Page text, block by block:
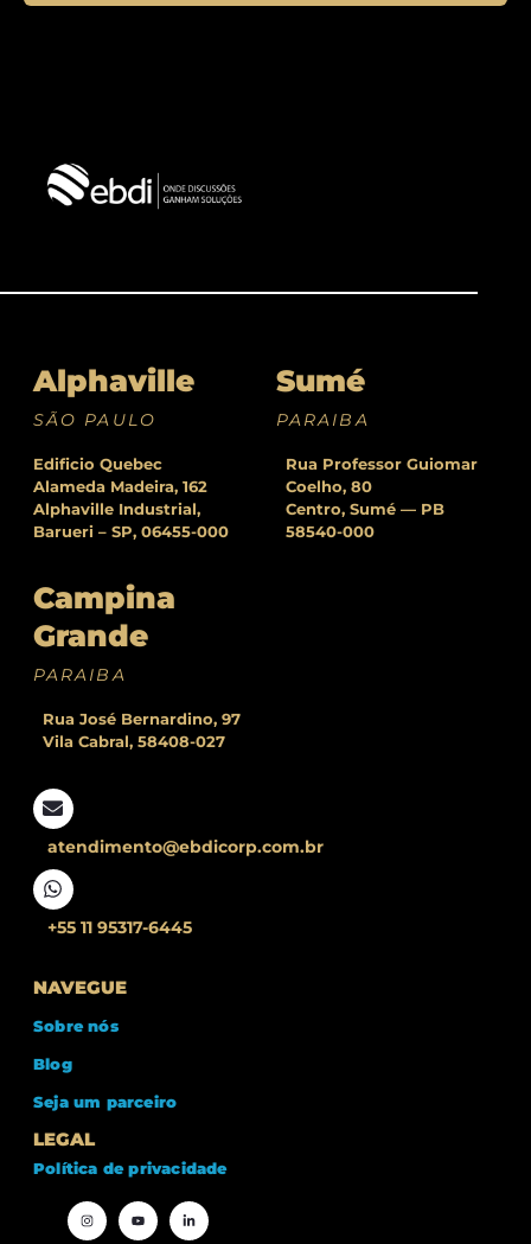
Alphaville Sumé
SÃO PAULO PARAIBA
Edificio Quebec
Alameda Madeira, 162
Alphaville Industrial,
Barueri – SP, 06455-000
Rua Professor Guiomar
Coelho, 80
Centro, Sumé — PB
58540-000
Campina
Grande
PARAIBA
Rua José Bernardino, 97
Vila Cabral, 58408-027
atendimento@ebdicorp.com.br
+55 11 95317-6445
NAVEGUE
Sobre nós
Blog
Seja um parceiro
LEGAL
Política de privacidade